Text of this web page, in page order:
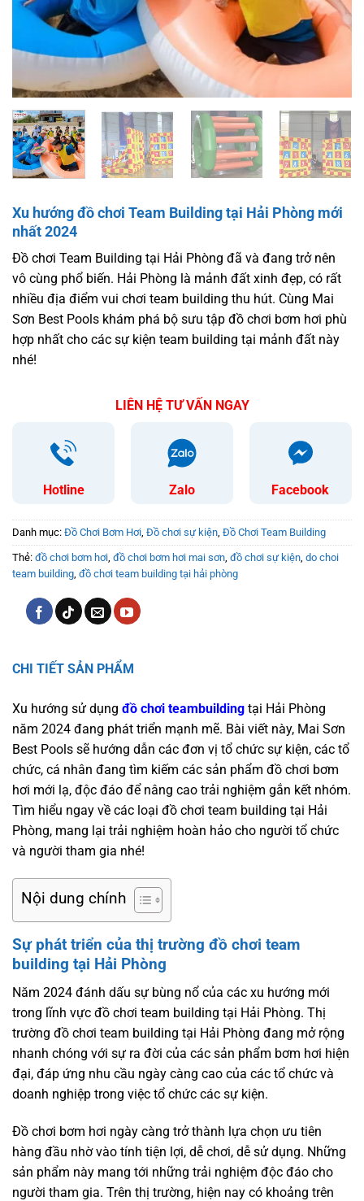
Xu hướng đồ chơi Team Building tại Hải Phòng mới
nhất 2024
Đồ chơi Team Building tại Hải Phòng đã và đang trở nên
vô cùng phổ biến. Hải Phòng là mảnh đất xinh đẹp, có rất
nhiều địa điểm vui chơi team building thu hút. Cùng Mai
Sơn Best Pools khám phá bộ sưu tập đồ chơi bơm hơi phù
hợp nhất cho các sự kiện team building tại mảnh đất này
nhé!
LIÊN HỆ TƯ VẤN NGAY
Hotline Zalo Facebook
Danh mục: Đồ Chơi Bơm Hơi, Đồ chơi sự kiện, Đồ Chơi Team Building
Thẻ: đồ chơi bơm hơi, đồ chơi bơm hơi mai sơn, đồ chơi sự kiện, do choi
team building, đồ chơi team building tại hải phòng
CHI TIẾT SẢN PHẨM
Xu hướng sử dụng đồ chơi teambuilding tại Hải Phòng
năm 2024 đang phát triển mạnh mẽ. Bài viết này, Mai Sơn
Best Pools sẽ hướng dẫn các đơn vị tổ chức sự kiện, các tổ
chức, cá nhân đang tìm kiếm các sản phẩm đồ chơi bơm
hơi mới lạ, độc đáo để nâng cao trải nghiệm gắn kết nhóm.
Tìm hiểu ngay về các loại đồ chơi team building tại Hải
Phòng, mang lại trải nghiệm hoàn hảo cho người tổ chức
và người tham gia nhé!
Nội dung chính
Sự phát triển của thị trường đồ chơi team
building tại Hải Phòng
Năm 2024 đánh dấu sự bùng nổ của các xu hướng mới
trong lĩnh vực đồ chơi team building tại Hải Phòng. Thị
trường đồ chơi team building tại Hải Phòng đang mở rộng
nhanh chóng với sự ra đời của các sản phẩm bơm hơi hiện
đại, đáp ứng nhu cầu ngày càng cao của các tổ chức và
doanh nghiệp trong việc tổ chức các sự kiện.
Đồ chơi bơm hơi ngày càng trở thành lựa chọn ưu tiên
hàng đầu nhờ vào tính tiện lợi, dễ chơi, dễ sử dụng. Những
sản phẩm này mang tới những trải nghiệm độc đáo cho
người tham gia. Trên thị trường, hiện nay có khoảng trên